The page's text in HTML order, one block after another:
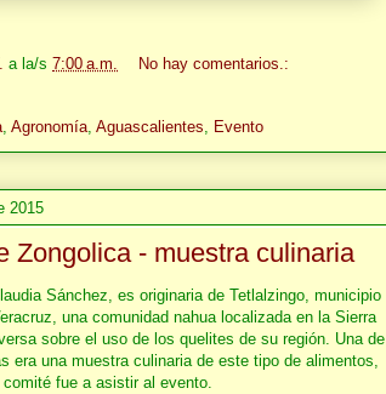
a la/s 7:00 a.m. No hay comentarios.:
, Agronomía, Aguascalientes, Evento
2015
Zongolica - muestra culinaria
Sánchez, es originaria de Tetlalzingo, municipio
una comunidad nahua localizada en la Sierra
sobre el uso de los quelites de su región. Una de
era una muestra culinaria de este tipo de alimentos,
fue a asistir al evento.